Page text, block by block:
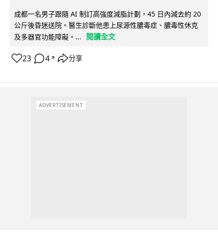
成都一名男子跟隨 AI 制訂高強度減脂計劃，45 日內減去約 20
公斤後昏迷送院。醫生診斷他患上尿源性膿毒症、膿毒性休克
及多器官功能障礙。...
閱讀全文
23 4 ↗ 分享
ADVERTISEMENT